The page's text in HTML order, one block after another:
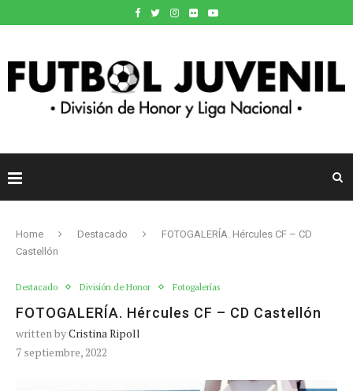
Home Destacado
FOTOGALERÍA. Hércules CF – CD
Castellón
Destacado División de Honor Fotogalerías
FOTOGALERÍA. Hércules CF – CD Castellón
written byCristina Ripoll
7 septiembre, 2022